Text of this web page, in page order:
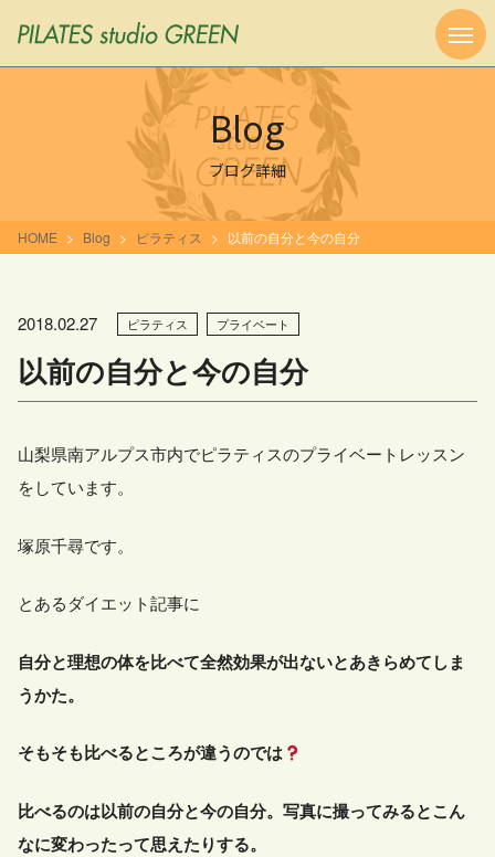
Blog
ブログ詳細
HOME Blog ピラティス 以前の自分と今の自分
2018.02.27 ピラティス プライベート
以前の自分と今の自分
山梨県南アルプス市内でピラティスのプライベートレッスン
をしています。
塚原千尋です。
とあるダイエット記事に
自分と理想の体を比べて全然効果が出ないとあきらめてしま
うかた。
そもそも比べるところが違うのでは
比べるのは以前の自分と今の自分。写真に撮ってみるとこん
なに変わったって思えたりする。